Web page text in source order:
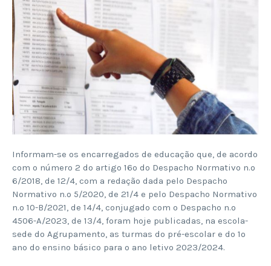
Informam-se os encarregados de educação que, de acordo
com o número 2 do artigo 16º do Despacho Normativo n.º
6/2018, de 12/4, com a redação dada pelo Despacho
Normativo n.º 5/2020, de 21/4 e pelo Despacho Normativo
n.º 10-B/2021, de 14/4, conjugado com o Despacho n.º
4506-A/2023, de 13/4, foram hoje publicadas, na escola-
sede do Agrupamento, as turmas do pré-escolar e do 1º
ano do ensino básico para o ano letivo 2023/2024.